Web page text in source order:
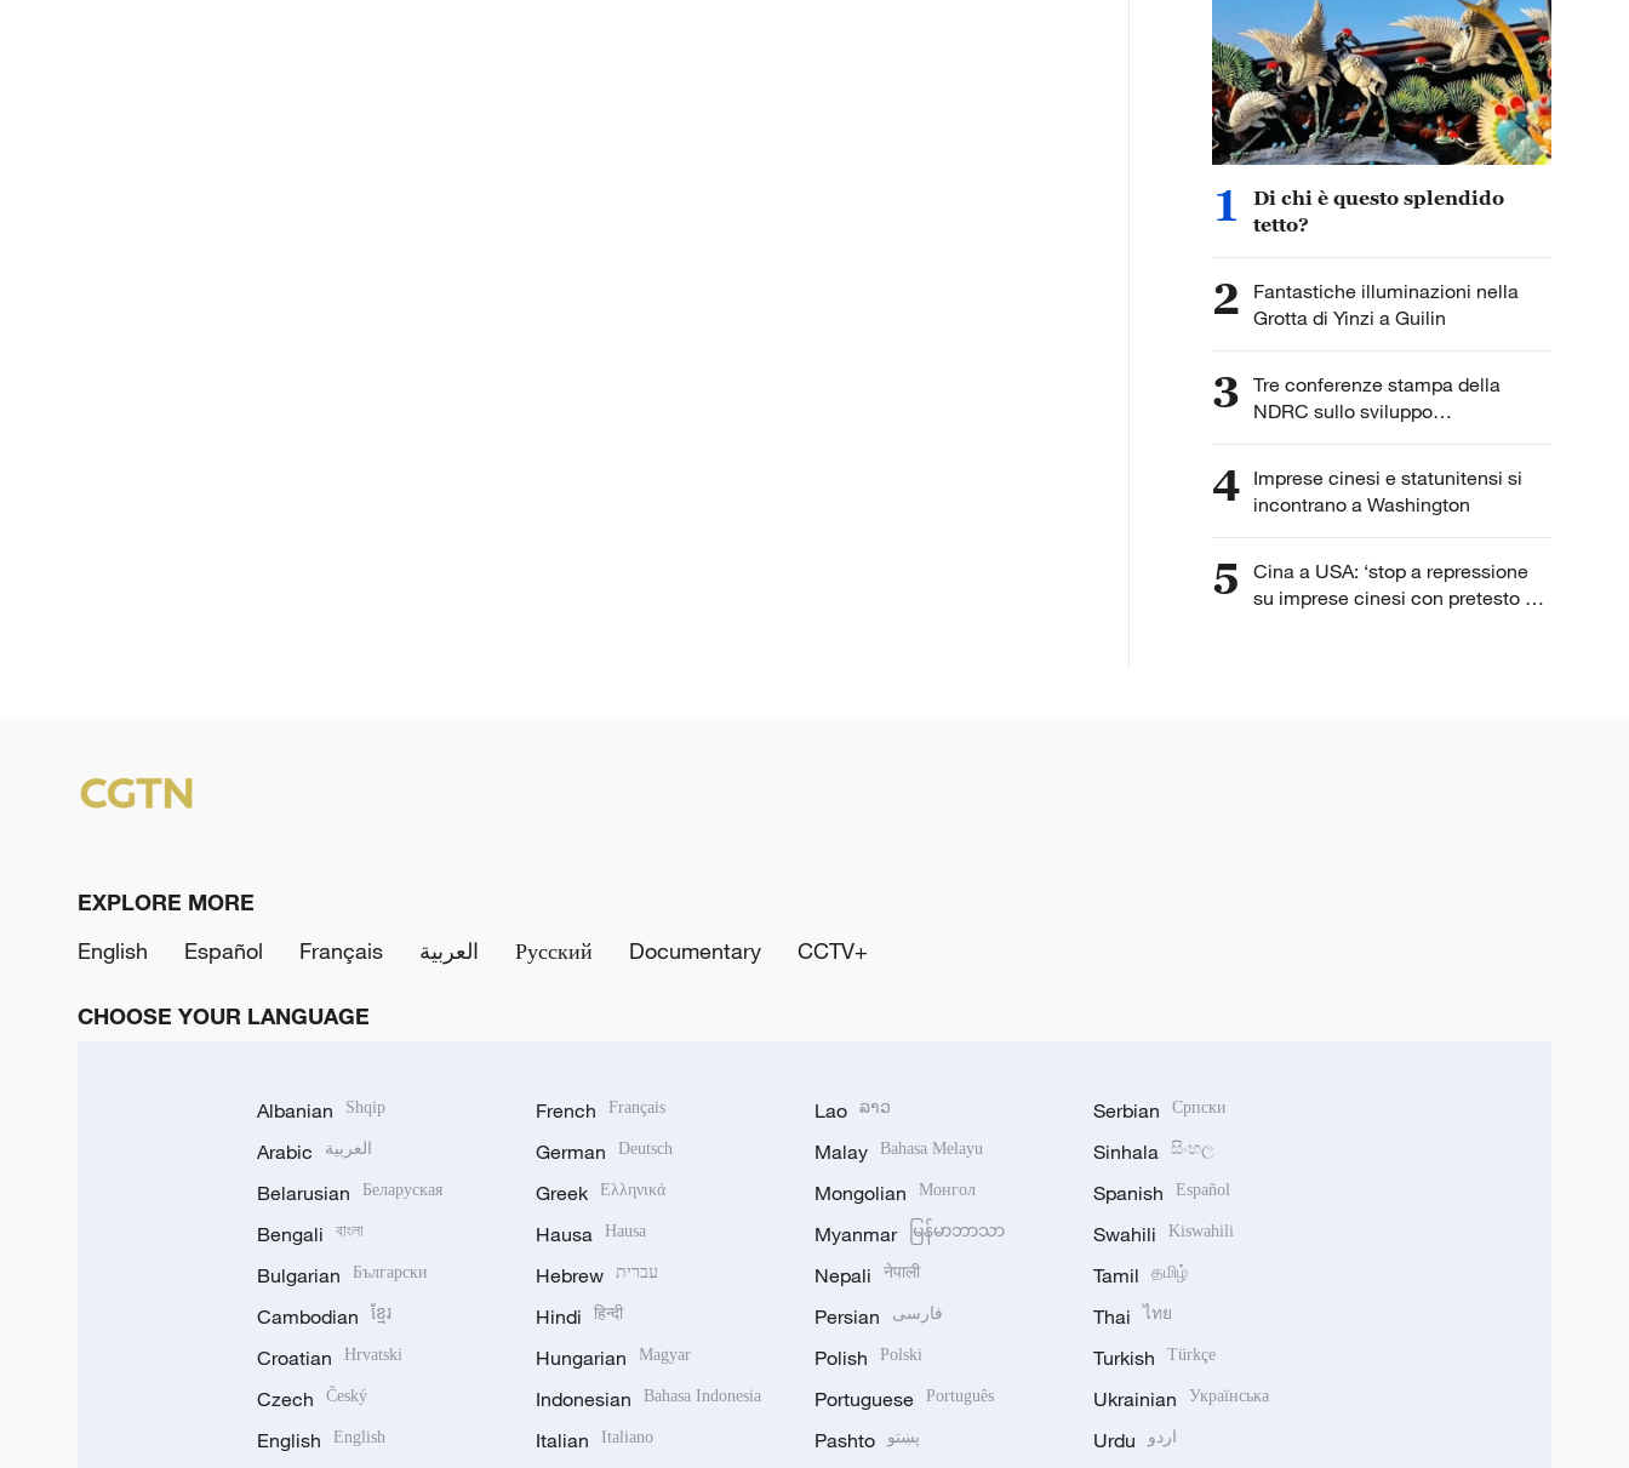
1
Di chi è questo splendido
tetto?
2
Fantastiche illuminazioni nella
Grotta di Yinzi a Guilin
3 Tre conferenze stampa della
NDRC sullo sviluppo
dell'intelligenza artificiale
4 Imprese cinesi e statunitensi si
incontrano a Washington
5
Cina a USA: ‘stop a repressione
su imprese cinesi con pretesto di
EXPLORE MORE
English
Español Français العربية Русский Documentary CCTV+
CHOOSE YOUR LANGUAGE
Albanian Shqip
Arabic العربية
Belarusian Беларуская
Bengali বাংলা
Bulgarian Български
Cambodian ខ្មែរ
Croatian Hrvatski
Czech Český
English English
French Français
German Deutsch
Greek Ελληνικά
Hausa Hausa
Hebrew עברית
Hindi हिन्दी
Hungarian Magyar
Indonesian Bahasa Indonesia
Italian Italiano
Lao ລາວ
Malay Bahasa Melayu
Mongolian Монгол
Myanmar မြန်မာဘာသာ
Nepali नेपाली
Persian فارسی
Polish Polski
Portuguese Português
Pashto پښتو
Serbian Српски
Sinhala සිංහල
Spanish Español
Swahili Kiswahili
Tamil தமிழ்
Thai ไทย
Turkish Türkçe
Ukrainian Українська
Urdu اردو